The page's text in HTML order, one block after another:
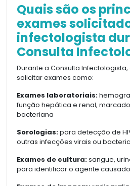
Quais são os
exames
infectologista
Consulta
Durante a Consulta
solicitar exames como:
Exames laboratoriais:
função hepática e renal,
bacteriana
Sorologias:para detecção de
outras infecções virais ou
Exames de cultura:sangue,
para identificar o agente